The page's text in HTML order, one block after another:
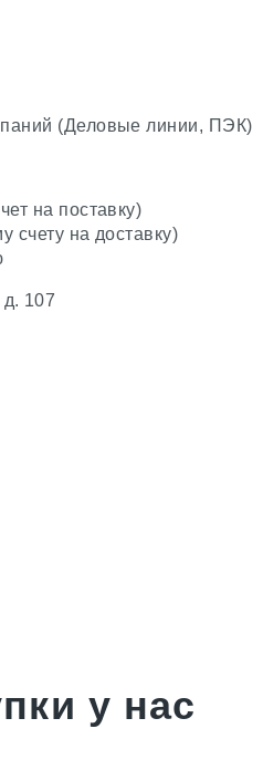
(Деловые линии, ПЭК)
на поставку)
счету на доставку)
107
у нас